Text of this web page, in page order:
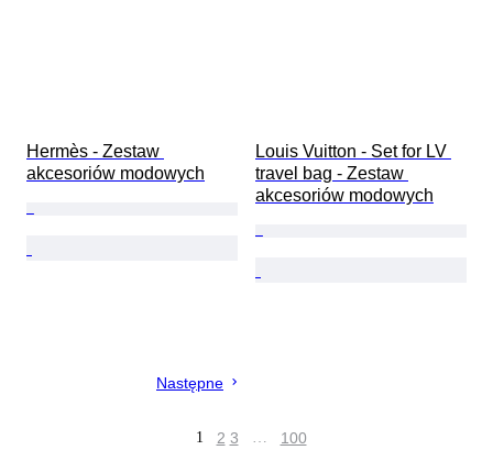
Hermès - Zestaw
akcesoriów modowych
Louis Vuitton - Set for LV
travel bag - Zestaw
akcesoriów modowych
Następne
1 2 3 … 100